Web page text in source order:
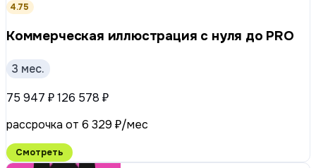
4.75
Коммерческая иллюстрация с нуля до PRO
3 мес.
75 947 ₽126 578 ₽
рассрочка от 6 329 ₽/мес
Смотреть